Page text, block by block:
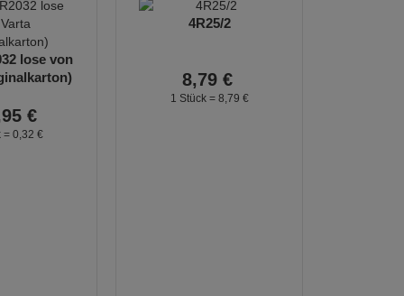
lose von
95 €
= 0, 32 €
4R25/2
8,79 €
1 Stück = 8, 79 €